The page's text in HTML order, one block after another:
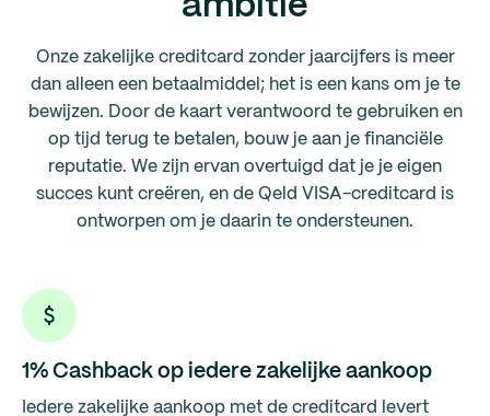
Onze zakelijke creditcard zonder jaarcijfers is meer
dan alleen een betaalmiddel; het is een kans om je te
bewijzen. Door de kaart verantwoord te gebruiken en
op tijd terug te betalen, bouw je aan je financiële
reputatie. We zijn ervan overtuigd dat je je eigen
succes kunt creëren, en de Qeld VISA-creditcard is
ontworpen om je daarin te ondersteunen.
1% Cashback op iedere zakelijke aankoop
Iedere zakelijke aankoop met de creditcard levert